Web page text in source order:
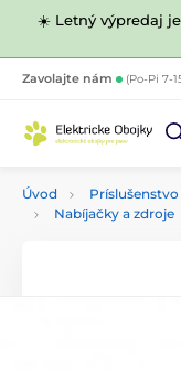
☀️ Letný výpredaj
Zavolajte nám (Po-Pi 7-
Úvod Príslušenstvo
Nabíjačky a zdroje